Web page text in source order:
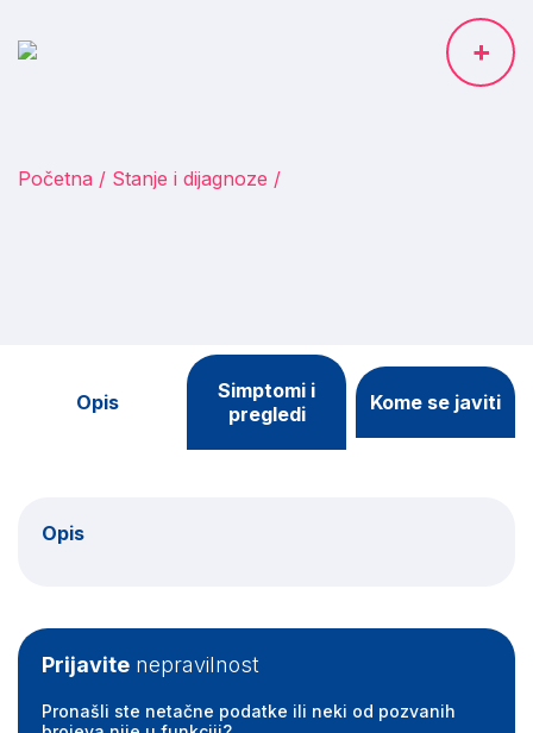
Početna Stanje i dijagnoze
Opis
Simptomi i
pregledi
Kome se javiti
Opis
Prijavite nepravilnost
Pronašli ste netačne podatke ili neki od pozvanih